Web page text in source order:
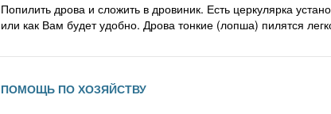
Попилить дрова и сложить в дровиник. Есть церкулярка
или как Вам будет удобно. Дрова тонкие (лопша) пилятся
ПОМОЩЬ ПО ХОЗЯЙСТВУ